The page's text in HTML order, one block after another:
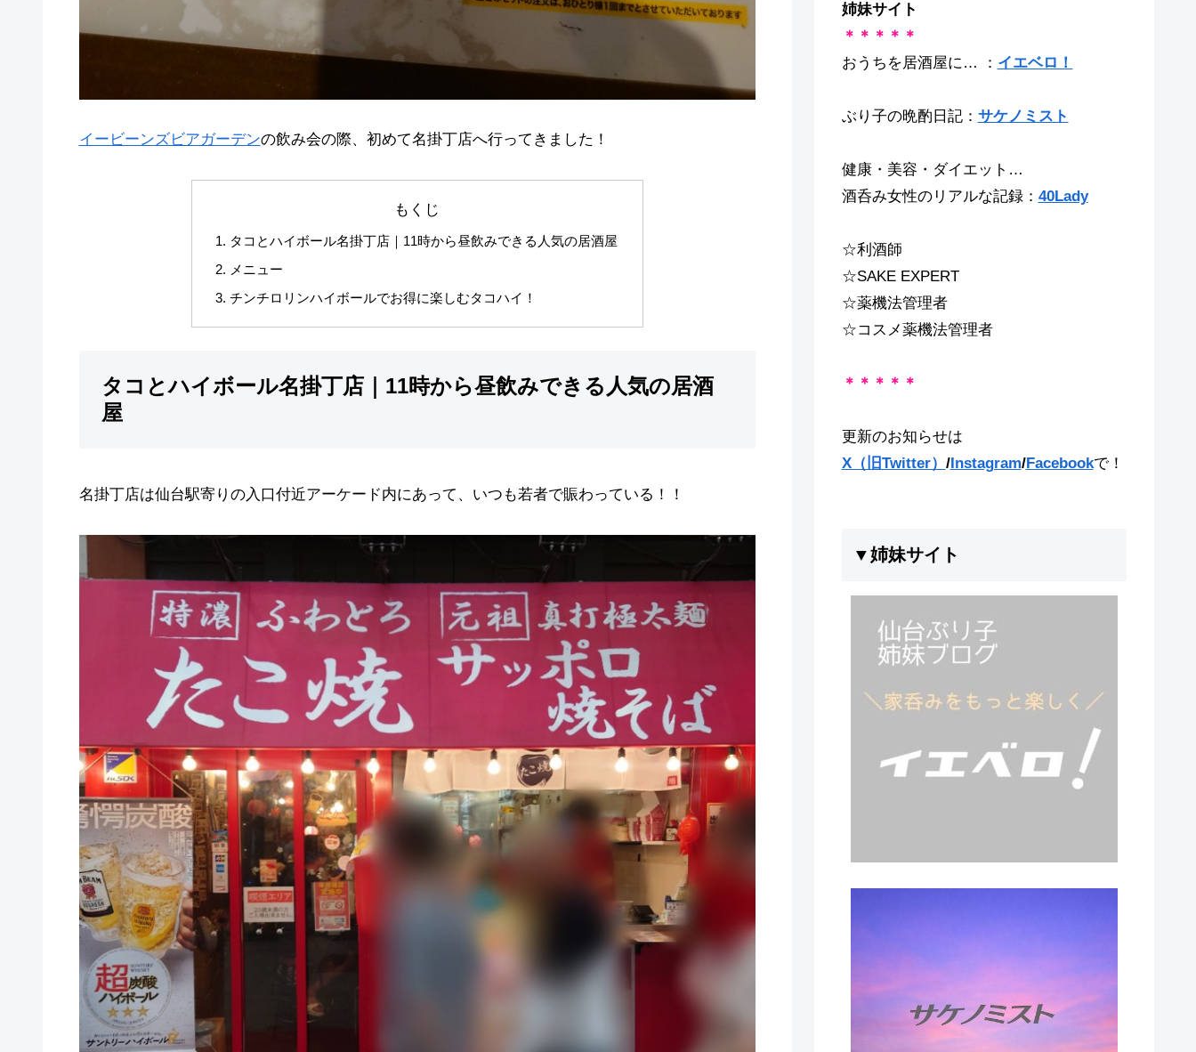
イービーンズビアガーデンの飲み会の際、初めて名掛丁店へ行ってきました！
もくじ
タコとハイボール名掛丁店｜11時から昼飲みできる人気の居酒屋
メニュー
チンチロリンハイボールでお得に楽しむタコハイ！
タコとハイボール名掛丁店｜11時から昼飲みできる人気の居酒
屋
名掛丁店は仙台駅寄りの入口付近アーケード内にあって、いつも若者で賑わっている！！
姉妹サイト
＊＊＊＊＊
おうちを居酒屋に… ： イエベロ！
ぶり子の晩酌日記： サケノミスト
健康・美容・ダイエット…
酒呑み女性のリアルな記録： 40Lady
☆利酒師
☆SAKE EXPERT
☆薬機法管理者
☆コスメ薬機法管理者
＊＊＊＊＊
更新のお知らせは
X（旧Twitter） /Instagram/Facebookで！
▼姉妹サイト